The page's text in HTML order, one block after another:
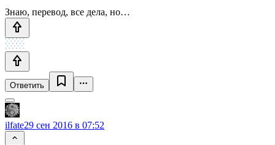
Знаю, перевод, все дела, но…
Ответить
ilfate29 сен 2016 в 07:52